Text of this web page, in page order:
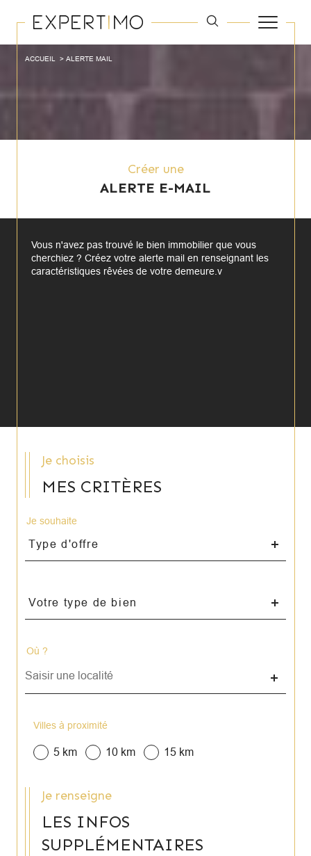
ACCUEIL ALERTE MAIL
Créer une
ALERTE E-MAIL
Vous n'avez pas trouvé le bien immobilier que vous
cherchiez ? Créez votre alerte mail en renseignant les
caractéristiques rêvées de votre demeure.v
Je choisis
MES CRITÈRES
Je souhaite
d'offre
Type d'offre
d'offre
Votre type de bien
Où ?
Villes à proximité
5 km 10 km 15 km
Je renseigne
LES INFOS
SUPPLÉMENTAIRES